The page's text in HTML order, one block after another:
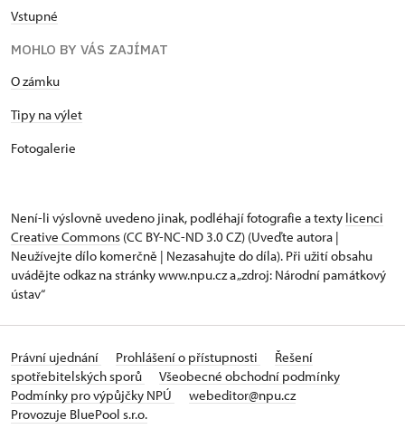
Vstupné
MOHLO BY VÁS ZAJÍMAT
O zámku
Tipy na výlet
Fotogalerie
Není-li výslovně uvedeno jinak, podléhají fotografie a texty licenci
Creative Commons (CC BY-NC-ND 3.0 CZ) (Uveďte autora |
Neužívejte dílo komerčně | Nezasahujte do díla). Při užití obsahu
uvádějte odkaz na stránky www.npu.cz a „zdroj: Národní památkový
ústav“
Právní ujednání Prohlášení o přístupnosti
Řešení
spotřebitelských sporů
Všeobecné obchodní podmínky
Podmínky pro výpůjčky NPÚ
webeditor@npu.cz
Provozuje BluePool s.r.o.